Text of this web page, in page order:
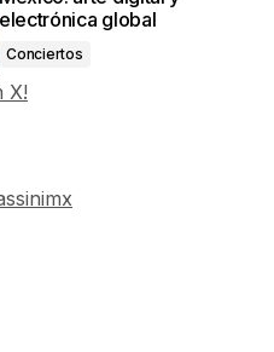
electrónica global
Conciertos
X!